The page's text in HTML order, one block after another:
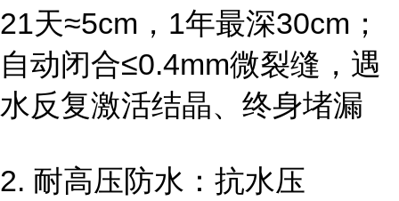
21天≈5cm，1年最深30cm；
自动闭合≤0.4mm微裂缝，遇
水反复激活结晶、终身堵漏
2. 耐高压防水：抗水压